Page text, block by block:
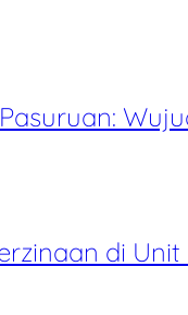
di Unit